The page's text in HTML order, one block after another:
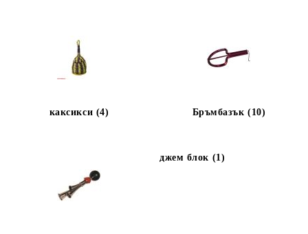
каксикси (4) Бръмбазък (10)
джем блок (1)